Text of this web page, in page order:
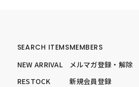
SEARCH ITEMS
NEW ARRIVAL
RESTOCK
MEMBERS
メルマガ登録・解除
新規会員登録